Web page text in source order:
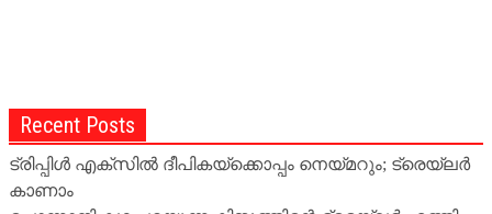
Recent Posts
ട്രിപ്പിള്‍ എക്‌സില്‍ ദീപികയ്‌ക്കൊപ്പം നെയ്മറും; ട്രെയ്‌ലര്‍
കാണാം